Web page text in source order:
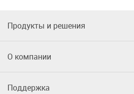
Продукты и решения
О компании
Поддержка